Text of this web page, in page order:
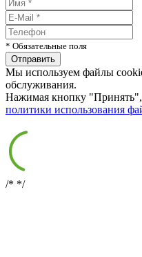
* Обязательные поля
Мы используем файлы
обслуживания.
Нажимая кнопку
политики использования
/* */